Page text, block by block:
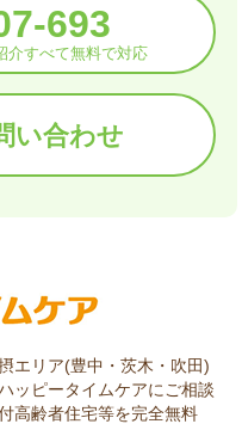
693
介すべて無料で対応
い合わせ
エリア(豊中・茨木・吹田)
ッピータイムケアにご相談
高齢者住宅等を完全無料